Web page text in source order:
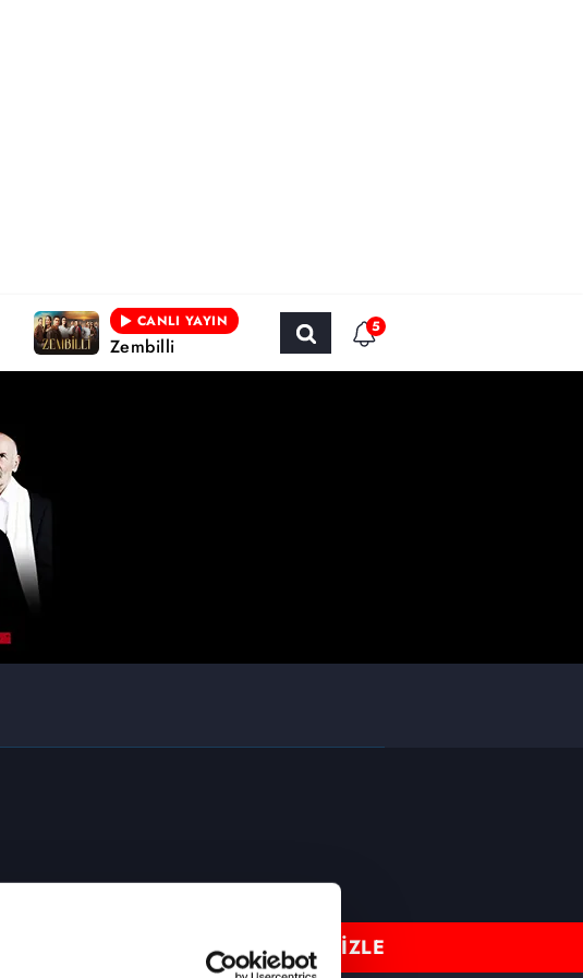
CANLI YAYIN
Zembilli
5
CANLI TV İZLE